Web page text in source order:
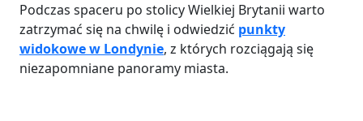
Podczas spaceru po stolicy Wielkiej Brytanii warto
zatrzymać się na chwilę i odwiedzić punkty
widokowe w Londynie, z których rozciągają się
niezapomniane panoramy miasta.